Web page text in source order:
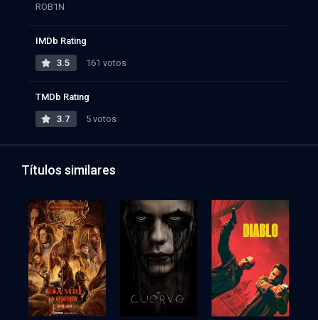
ROB1N
IMDb Rating
3.5 161 votos
TMDb Rating
3.7 5 votos
Títulos similares